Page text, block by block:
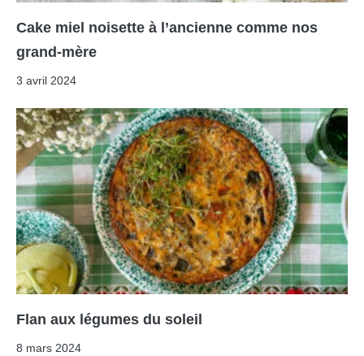
Cake miel noisette à l’ancienne comme nos
grand-mère
3 avril 2024
Flan aux légumes du soleil
8 mars 2024